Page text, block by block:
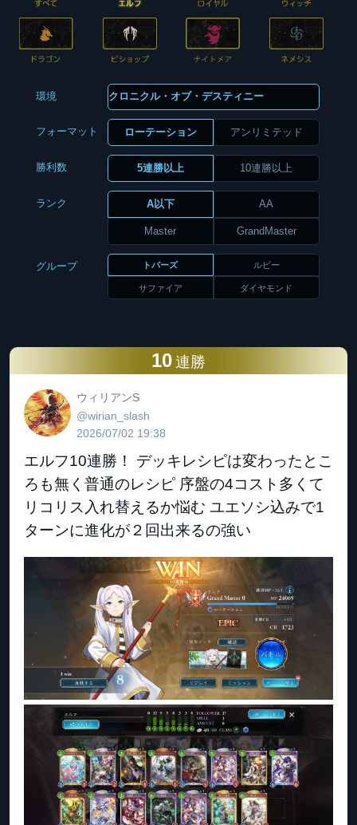
環境
フォーマット ローテーション アンリミテッド
勝利数 5連勝以上 10連勝以上
ランク A以下 AA
Master GrandMaster
グループ トパーズ ルビー
サファイア ダイヤモンド
10 連勝
ウィリアンS
@wirian_slash
2026/07/02 19:38
エルフ10連勝！ デッキレシピは変わったとこ
ろも無く普通のレシピ 序盤の4コスト多くて
リコリス入れ替えるか悩む ユエソシ込みで1
ターンに進化が２回出来るの強い